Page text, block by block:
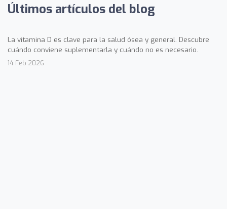
Últimos artículos del blog
La vitamina D es clave para la salud ósea y general. Descubre
cuándo conviene suplementarla y cuándo no es necesario.
14 Feb 2026